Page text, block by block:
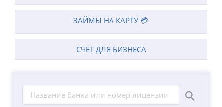
ЗАЙМЫ НА КАРТУ 💳
СЧЕТ ДЛЯ БИЗНЕСА